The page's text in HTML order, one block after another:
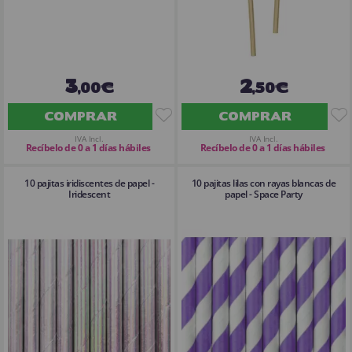
3,00€
COMPRAR
IVA Incl.
Recíbelo de 0 a 1 días hábiles
2,50€
COMPRAR
IVA Incl.
Recíbelo de 0 a 1 días hábiles
10 pajitas iridiscentes de papel -
Iridescent
10 pajitas lilas con rayas blancas de
papel - Space Party